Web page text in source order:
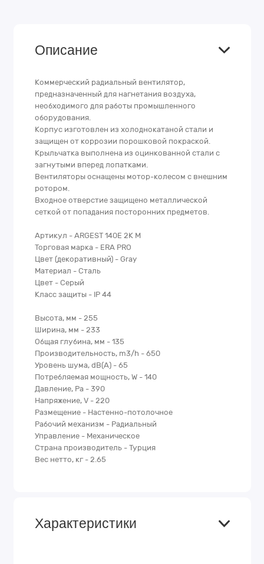
Описание
Коммерческий радиальный вентилятор,
предназначенный для нагнетания воздуха,
необходимого для работы промышленного
оборудования.
Корпус изготовлен из холоднокатаной стали и
защищен от коррозии порошковой покраской.
Крыльчатка выполнена из оцинкованной стали с
загнутыми вперед лопатками.
Вентиляторы оснащены мотор-колесом с внешним
ротором.
Входное отверстие защищено металлической
сеткой от попадания посторонних предметов.
Артикул - ARGEST 140E 2K M
Торговая марка - ERA PRO
Цвет (декоративный) - Gray
Материал - Сталь
Цвет - Серый
Класс защиты - IP 44
Высота, мм - 255
Ширина, мм - 233
Общая глубина, мм - 135
Производительность, m3/h - 650
Уровень шума, dB(A) - 65
Потребляемая мощность, W - 140
Давление, Pa - 390
Напряжение, V - 220
Размещение - Настенно-потолочное
Рабочий механизм - Радиальный
Управление - Механическое
Страна производитель - Турция
Вес нетто, кг - 2.65
Характеристики